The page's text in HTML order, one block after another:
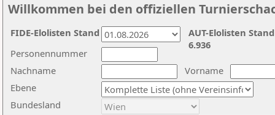
Willkommen bei den offiziellen
Nachname
Vorname
Ebene
Personennummer
Bundesland
AUT-Elolisten
6.936
FIDE-Elolisten Stand